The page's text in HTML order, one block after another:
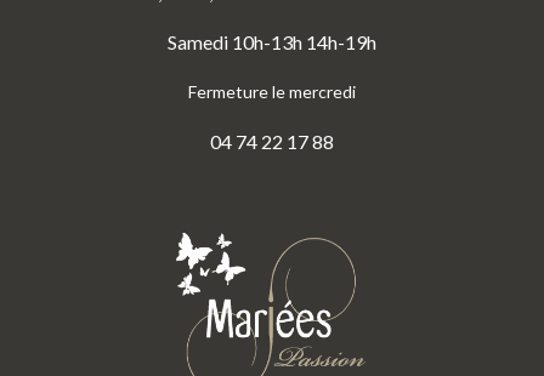
Samedi 10h-13h 14h-19h
Fermeture le mercredi
04 74 22 17 88